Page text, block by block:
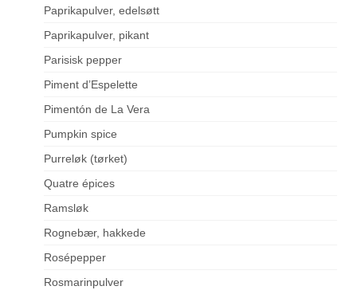
Paprikapulver, edelsøtt
Paprikapulver, pikant
Parisisk pepper
Piment d’Espelette
Pimentón de La Vera
Pumpkin spice
Purreløk (tørket)
Quatre épices
Ramsløk
Rognebær, hakkede
Rosépepper
Rosmarinpulver